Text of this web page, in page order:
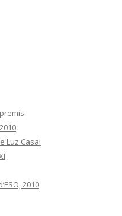
Luz Casal
2010